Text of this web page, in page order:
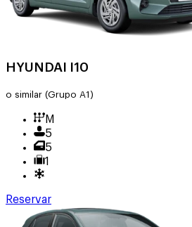
HYUNDAI I10
o similar (Grupo A1)
M
5
5
1
Reservar